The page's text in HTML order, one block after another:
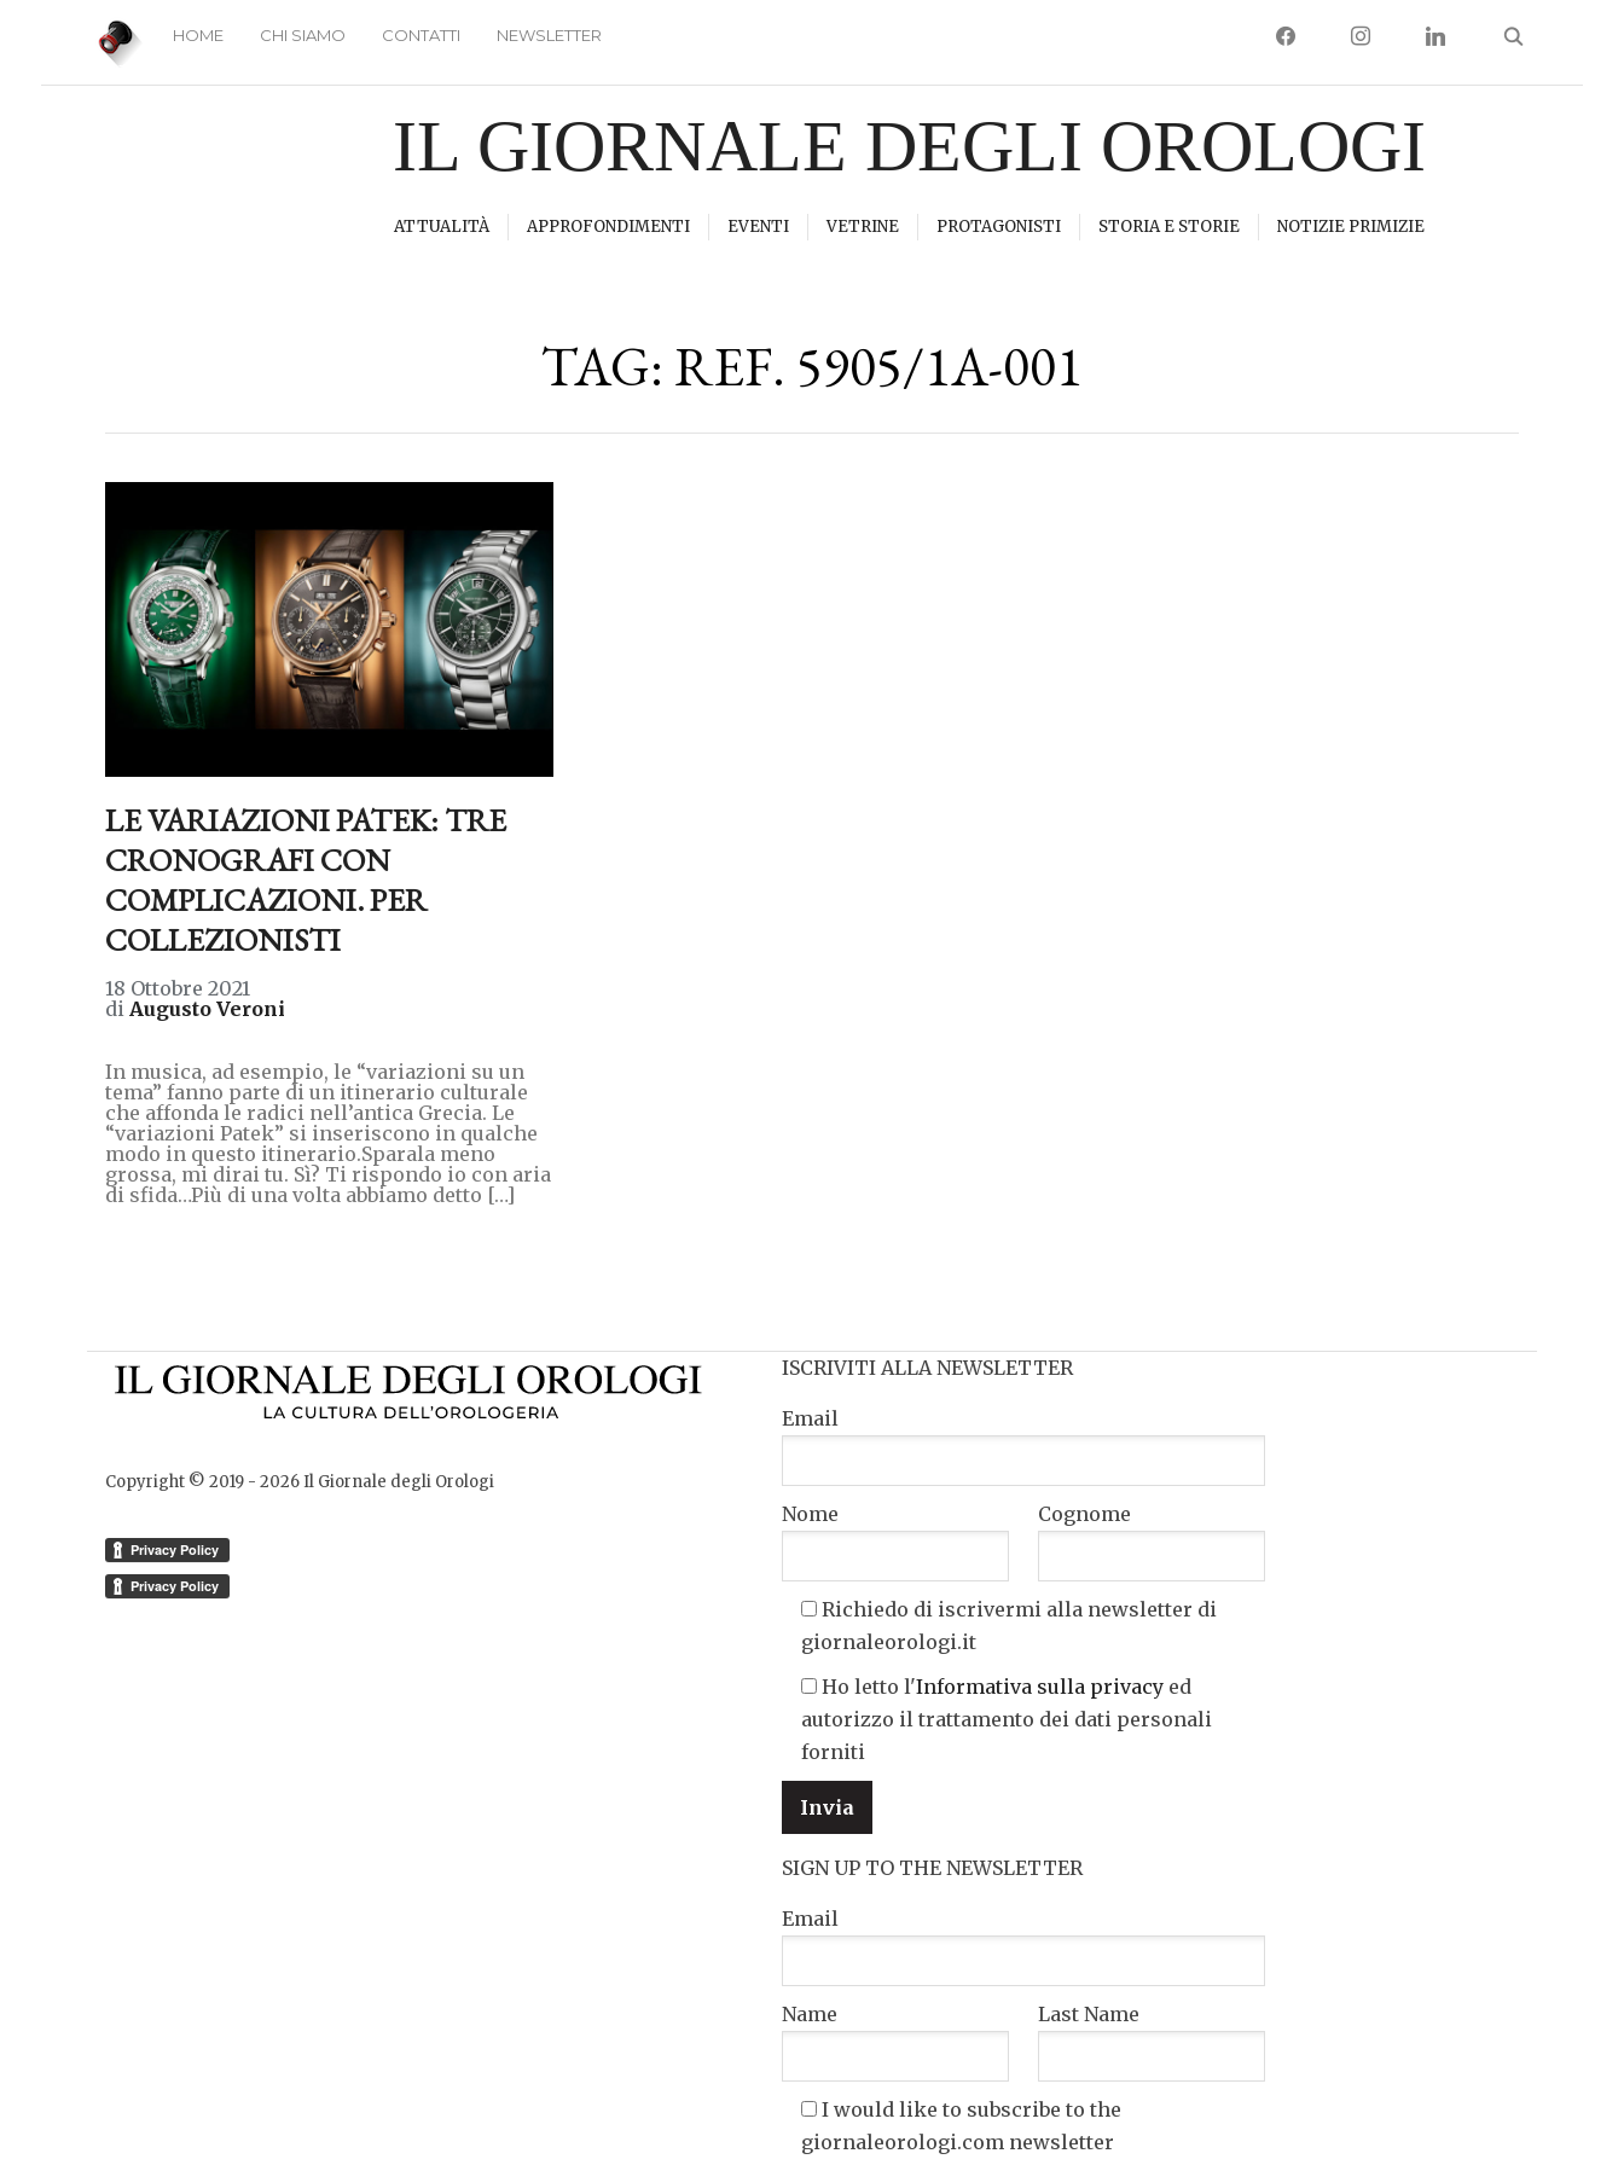
HOME CHI SIAMO CONTATTI NEWSLETTER FACEBOOKINSTAGRAMLINKEDIN
IL GIORNALE DEGLI OROLOGI
ATTUALITÀ APPROFONDIMENTI EVENTI VETRINE PROTAGONISTI STORIA E STORIE NOTIZIE PRIMIZIE
TAG: REF. 5905/1A-001
LE VARIAZIONI PATEK: TRE
CRONOGRAFI CON
COMPLICAZIONI. PER
COLLEZIONISTI
18 Ottobre 2021
di Augusto Veroni
In musica, ad esempio, le “variazioni su un
tema” fanno parte di un itinerario culturale
che affonda le radici nell’antica Grecia. Le
“variazioni Patek” si inseriscono in qualche
modo in questo itinerario.Sparala meno
grossa, mi dirai tu. Sì? Ti rispondo io con aria
di sfida…Più di una volta abbiamo detto […]
Copyright © 2019 - 2026Il Giornale degli Orologi
ISCRIVITI ALLA NEWSLETTER
Email
Nome Cognome
Richiedo di iscrivermi alla newsletter di
giornaleorologi.it
Ho letto l'Informativa sulla privacy ed
autorizzo il trattamento dei dati personali
forniti
SIGN UP TO THE NEWSLETTER
Email
Name Last Name
I would like to subscribe to the
giornaleorologi.com newsletter